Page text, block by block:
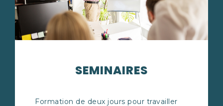
SEMINAIRES
Formation de deux jours pour travailler